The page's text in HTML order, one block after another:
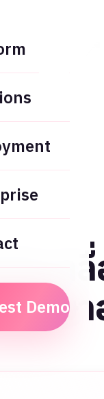
Demo
บเค
ภาษ